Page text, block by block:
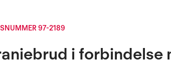
97-2189
i forbindelse